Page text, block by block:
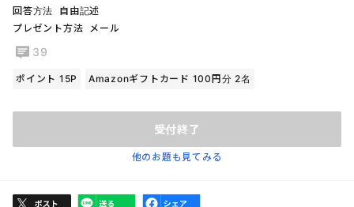
回答方法
自由記述
プレゼント方法
メール
39
ポイント 15P Amazonギフトカード 100円分 2名
受付終了
他のお題も見てみる